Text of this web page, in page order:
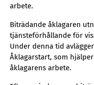
arbete.
Biträdande åklagaren
tjänsteförhållande för
Under denna tid
Åklagarstart, som
åklagarens arbete.